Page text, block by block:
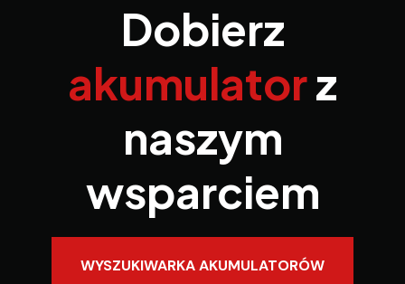
Dobierz
akumulatorz
naszym
wsparciem
WYSZUKIWARKA AKUMULATORÓW